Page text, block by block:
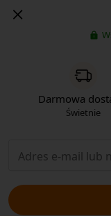
Darmowa
Świetnie